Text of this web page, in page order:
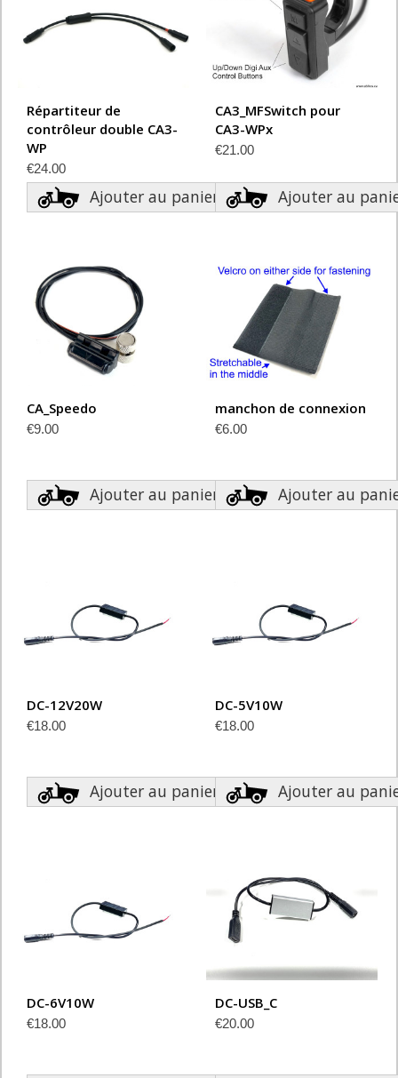
Répartiteur de
contrôleur double CA3-
WP
€24.00
Ajouter au panier
CA3_MFSwitch pour
CA3-WPx
€21.00
Ajouter au
CA_Speedo
€9.00
Ajouter au panier
manchon de connexion
€6.00
Ajouter au
DC-12V20W
€18.00
Ajouter au panier
DC-5V10W
€18.00
Ajouter au
DC-6V10W
€18.00
DC-USB_C
€20.00